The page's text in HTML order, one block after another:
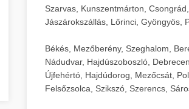
Szarvas, Kunszentmárton,
Jászárokszállás, Lőrinci, Gyöngyös,
Békés, Mezőberény, Szeghalom,
Nádudvar, Hajdúszoboszló,
Újfehértó, Hajdúdorog, Mezőcsát,
Felsőzsolca, Szikszó, Szerencs,